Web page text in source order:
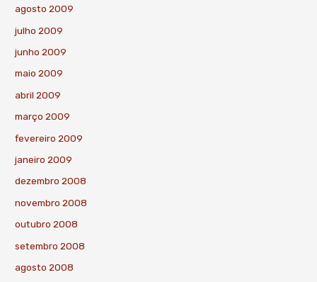
agosto 2009
julho 2009
junho 2009
maio 2009
abril 2009
março 2009
fevereiro 2009
janeiro 2009
dezembro 2008
novembro 2008
outubro 2008
setembro 2008
agosto 2008